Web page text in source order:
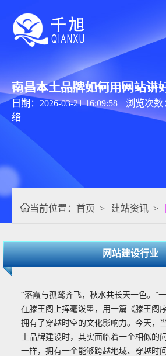
南昌本土品牌如何用网站讲
日期：2026-03-21 16:09:58 浏览次数
络
当前位置： 首页 > 建站资讯 >
网站建设行业
“落霞与孤鹜齐飞，秋水共长天一色。”
在滕王阁上挥毫泼墨，用一篇《滕王阁
拥有了穿越时空的文化影响力。今天，
土品牌建设时，其实面临着一个相似的
一样，拥有一个能够跨越地域、穿越时间